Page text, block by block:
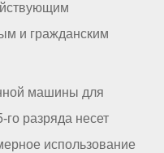
и гражданским
машины для
го разряда несет
использование